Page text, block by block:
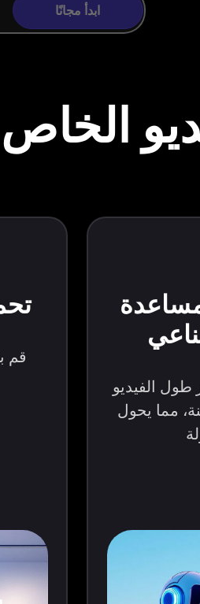
ابدأ مجانًا
قم
طول الفيديو
مما يحول